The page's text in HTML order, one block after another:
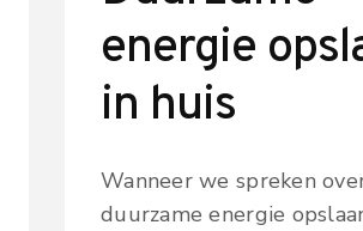
energie
in huis
Wanneer we spreken
duurzame energie